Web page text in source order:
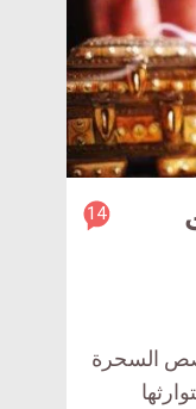
article
14
السحرة